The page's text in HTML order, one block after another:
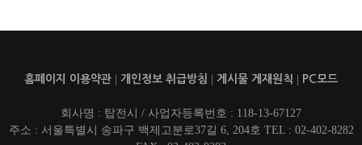
홈페이지 이용약관 개인정보 취급방침 게시물 게재원칙 PC모드
회사명 : 탑전시 / 사업자등록번호 : 118-13-67127
주소 : 서울특별시 송파구 백제고분로37길 6, 204호 TEL : 02-402-8282